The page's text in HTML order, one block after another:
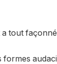
a tout
formes